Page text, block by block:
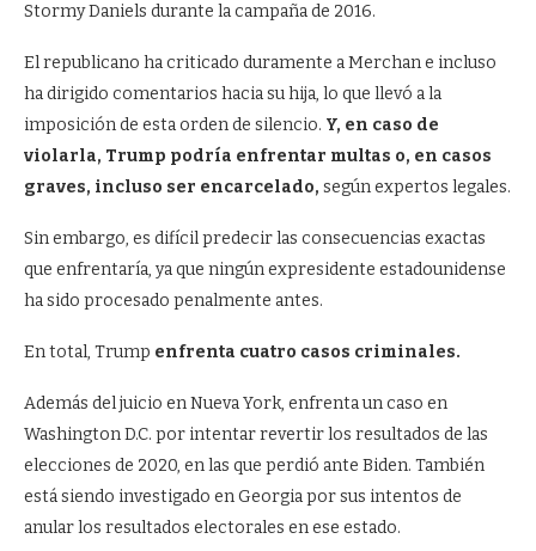
Stormy Daniels durante la campaña de 2016.
El republicano ha criticado duramente a Merchan e incluso
ha dirigido comentarios hacia su hija, lo que llevó a la
imposición de esta orden de silencio. Y, en caso de
violarla, Trump podría enfrentar multas o, en casos
graves, incluso ser encarcelado, según expertos legales.
Sin embargo, es difícil predecir las consecuencias exactas
que enfrentaría, ya que ningún expresidente estadounidense
ha sido procesado penalmente antes.
En total, Trump enfrenta cuatro casos criminales.
Además del juicio en Nueva York, enfrenta un caso en
Washington D.C. por intentar revertir los resultados de las
elecciones de 2020, en las que perdió ante Biden. También
está siendo investigado en Georgia por sus intentos de
anular los resultados electorales en ese estado.